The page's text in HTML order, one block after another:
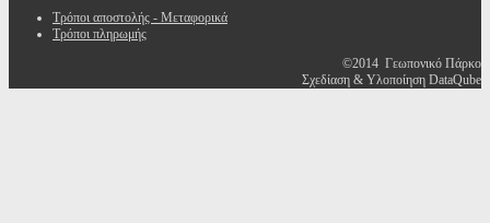
Τρόποι αποστολής - Μεταφορικά
Τρόποι πληρωμής
©2014 Γεωπονικό Πάρκο
Σχεδίαση & Υλοποίηση DataQube